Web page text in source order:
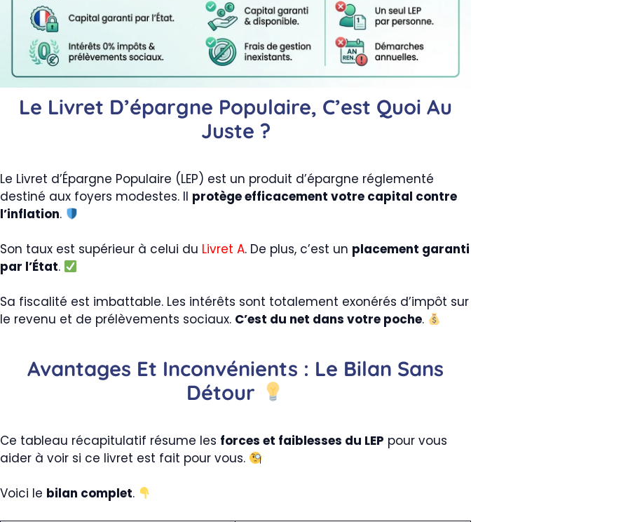
Le Livret D’épargne Populaire, C’est Quoi Au
Juste ?
Le Livret d’Épargne Populaire (LEP) est un produit d’épargne réglementé
destiné aux foyers modestes. Il protège efficacement votre capital contre
l’inflation.
Son taux est supérieur à celui du Livret A. De plus, c’est un placement garanti
par l’État.
Sa fiscalité est imbattable. Les intérêts sont totalement exonérés d’impôt sur
le revenu et de prélèvements sociaux. C’est du net dans votre poche.
Avantages Et Inconvénients : Le Bilan Sans
Détour
Ce tableau récapitulatif résume les forces et faiblesses du LEP pour vous
aider à voir si ce livret est fait pour vous.
Voici le bilan complet.